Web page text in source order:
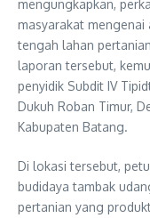
mengungkapkan,
masyarakat mengenai
tengah lahan
laporan tersebut,
penyidik Subdit IV
Dukuh Roban Timur,
Kabupaten Batang.
Di lokasi tersebut,
budidaya tambak
pertanian yang